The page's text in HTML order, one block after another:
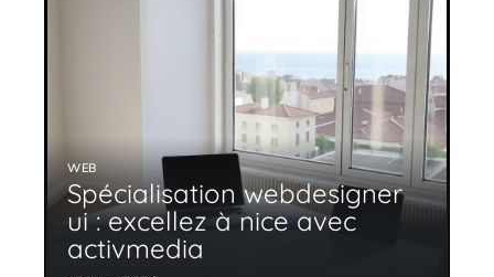
WEB
Spécialisation webdesigner
ui : excellez à nice avec
activmedia